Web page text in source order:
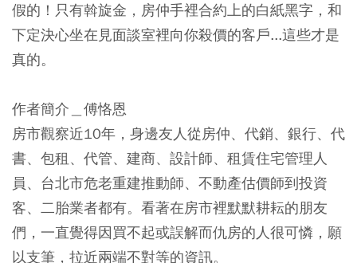
假的！只有斡旋金，房仲手裡合約上的白紙黑字，和
下定決心坐在見面談室裡向你殺價的客戶...這些才是
真的。
作者簡介＿傅恪恩
房市觀察近10年，身邊友人從房仲、代銷、銀行、代
書、包租、代管、建商、設計師、租賃住宅管理人
員、台北市危老重建推動師、不動產估價師到投資
客、二胎業者都有。看著在房市裡默默耕耘的朋友
們，一直覺得因買不起或誤解而仇房的人很可憐，願
以支筆，拉近兩端不對等的資訊。